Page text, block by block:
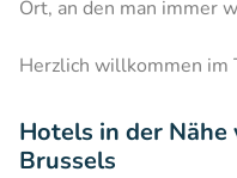
Ort, an den man immer
Herzlich willkommen im
Hotels in der
Brussels